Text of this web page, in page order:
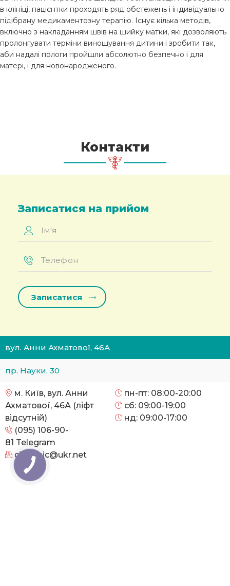
в клініці, пацієнтки проходять ряд обстежень і індивідуально
підібрану медикаментозну терапію. Існує кілька методів,
включно з накладанням швів на шийку матки, які дозволяють
пролонгувати терміни виношування дитини і зробити так,
аби надалі пологи пройшли абсолютно безпечно і для
матері, і для новонародженого.
Контакти
Записатися на прийом
Ім'я
Телефон
вул. Анни Ахматової, 46А
м. Київ, вул. Анни
Ахматової, 46А (ліфт
відсутній)
(095) 106-90-
81 Telegram
cityclinic@ukr.net
пн-пт: 08:00-20:00
сб: 09:00-19:00
нд: 09:00-17:00
пр. Науки, 30